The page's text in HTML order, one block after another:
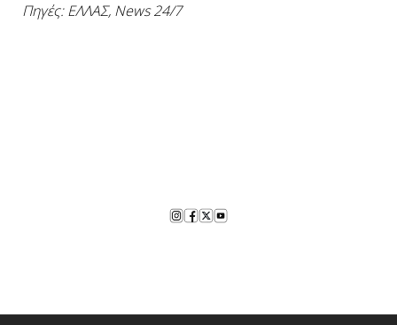
Πηγές: ΕΛΛΑΣ, News 24/7